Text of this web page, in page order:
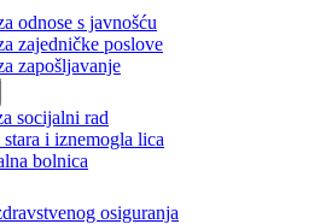
odnose s javnošću
zajedničke poslove
zapošljavanje
socijalni rad
i iznemogla lica